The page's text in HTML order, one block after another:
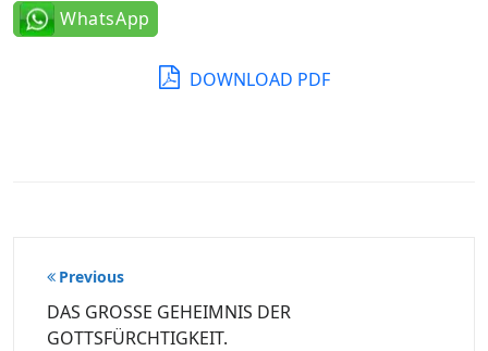
WhatsApp
DOWNLOAD PDF
Beitragsnavigation
Previous
DAS GROSSE GEHEIMNIS DER
GOTTSFÜRCHTIGKEIT.